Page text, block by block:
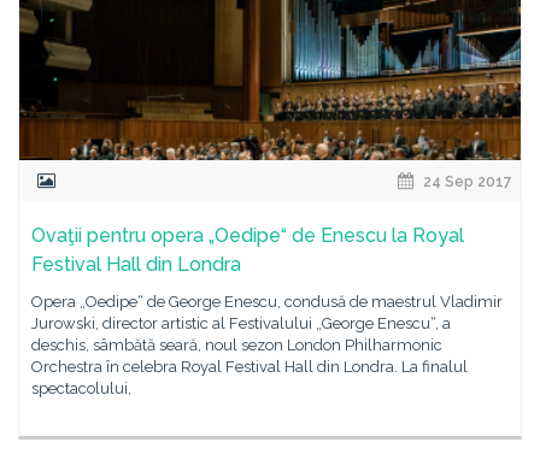
24 Sep 2017
Ovaţii pentru opera „Oedipe“ de Enescu la Royal
Festival Hall din Londra
Opera „Oedipe“ de George Enescu, condusă de maestrul Vladimir
Jurowski, director artistic al Festivalului „George Enescu“, a
deschis, sâmbătă seară, noul sezon London Philharmonic
Orchestra în celebra Royal Festival Hall din Londra. La finalul
spectacolului,